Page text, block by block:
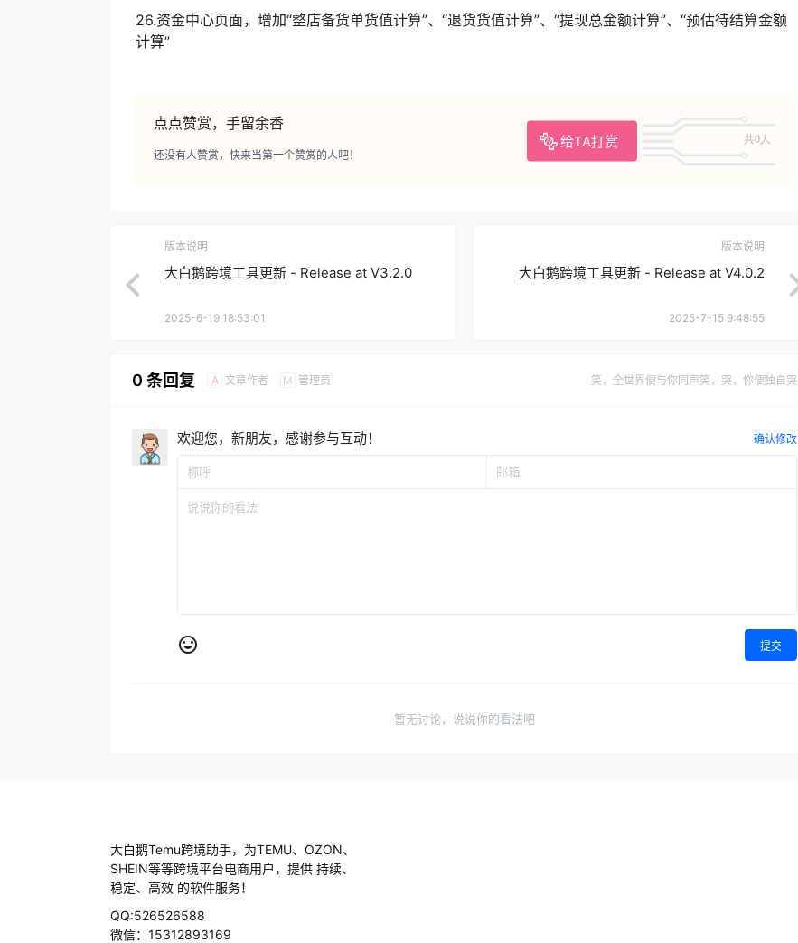
26.资金中心页面，增加“整店备货单货值计算”、“退货货值计算”、“提现总金额计算”、“预估待结算金额
计算”
点点赞赏，手留余香
给TA打赏 共0人
还没有人赞赏，快来当第一个赞赏的人吧！
版本说明
大白鹅跨境工具更新 - Release at V3.2.0
2025-6-19 18:53:01
版本说明
大白鹅跨境工具更新 - Release at V4.0.2
2025-7-15 9:48:55
0 条回复 A 文章作者 M 管理员 笑，全世界便与你同声笑，哭，你便独自哭
欢迎您，新朋友，感谢参与互动！ 确认修改
提交
暂无讨论，说说你的看法吧
大白鹅Temu跨境助手，为TEMU、OZON、
SHEIN等等跨境平台电商用户，提供 持续、
稳定、高效 的软件服务！
QQ:526526588
微信：15312893169